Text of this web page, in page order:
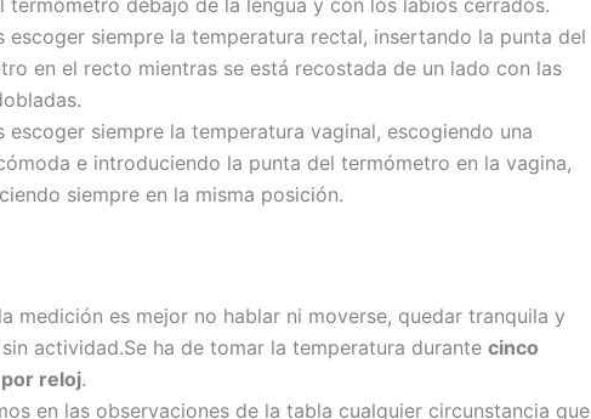
escoger siempre la temperatura rectal, insertando la punta del
en el recto mientras se está recostada de un lado con las
escoger siempre la temperatura vaginal, escogiendo una
e introduciendo la punta del termómetro en la vagina,
siempre en la misma posición.
medición es mejor no hablar ni moverse, quedar tranquila y
actividad.Se ha de tomar la temperatura durante cinco
reloj.
en las observaciones de la tabla cualquier circunstancia que